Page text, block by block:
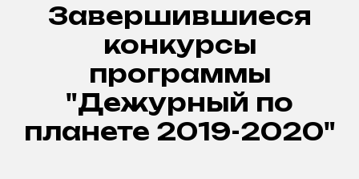
Завершившиеся
конкурсы
программы
"Дежурный по
планете 2019-2020"